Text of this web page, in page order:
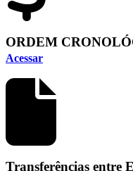
ORDEM
Acessar
Transferências entre